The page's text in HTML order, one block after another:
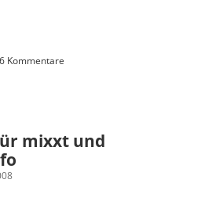
6 Kommentare
mixxt und